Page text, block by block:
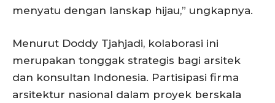
menyatu dengan lanskap hijau,” ungkapnya.
Menurut Doddy Tjahjadi, kolaborasi ini
merupakan tonggak strategis bagi arsitek
dan konsultan Indonesia. Partisipasi firma
arsitektur nasional dalam proyek berskala